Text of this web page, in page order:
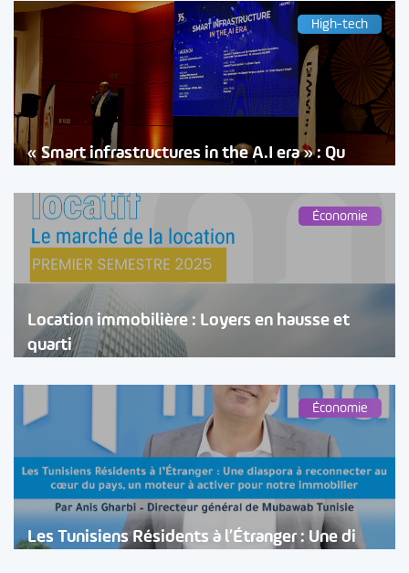
High-tech
« Smart infrastructures in the A.I era » : Qu
Économie
Location immobilière : Loyers en hausse et
quarti
Économie
Les Tunisiens Résidents à l’Étranger : Une di